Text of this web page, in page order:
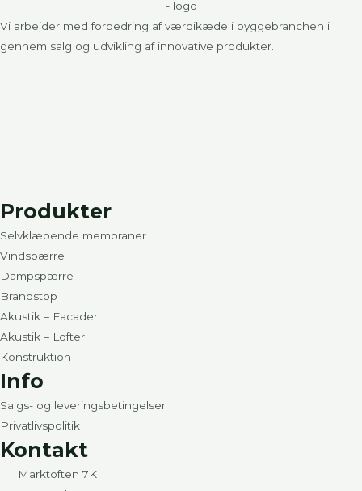
Vi arbejder med forbedring af værdikæde i byggebranchen i
gennem salg og udvikling af innovative produkter.
Produkter
Selvklæbende membraner
Vindspærre
Dampspærre
Brandstop
Akustik – Facader
Akustik – Lofter
Konstruktion
Info
Salgs- og leveringsbetingelser
Privatlivspolitik
Kontakt
Marktoften 7K